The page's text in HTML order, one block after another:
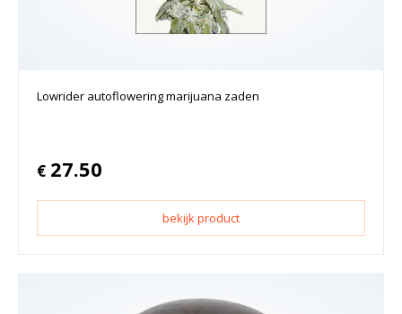
Lowrider autoflowering marijuana zaden
€ 27.50
bekijk product